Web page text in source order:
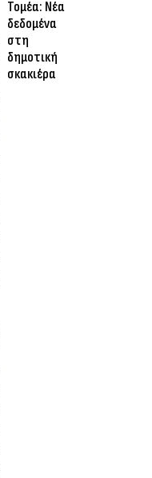
Τομέα: Νέα
δεδομένα
στη
δημοτική
σκακιέρα